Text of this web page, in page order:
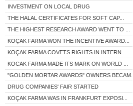
INVESTMENT ON LOCAL DRUG
THE HALAL CERTIFICATES FOR SOFT CAP...
THE HIGHEST RESEARCH AWARD WENT TO ...
KOÇAK FARMA WON THE INCENTIVE AWARD...
KOÇAK FARMA COVETS RIGHTS IN INTERN...
KOCAK FARMA MADE ITS MARK ON WORLD ...
"GOLDEN MORTAR AWARDS" OWNERS BECAM...
DRUG COMPANIES' FAIR STARTED
KOÇAK FARMA WAS IN FRANKFURT EXPOSI...